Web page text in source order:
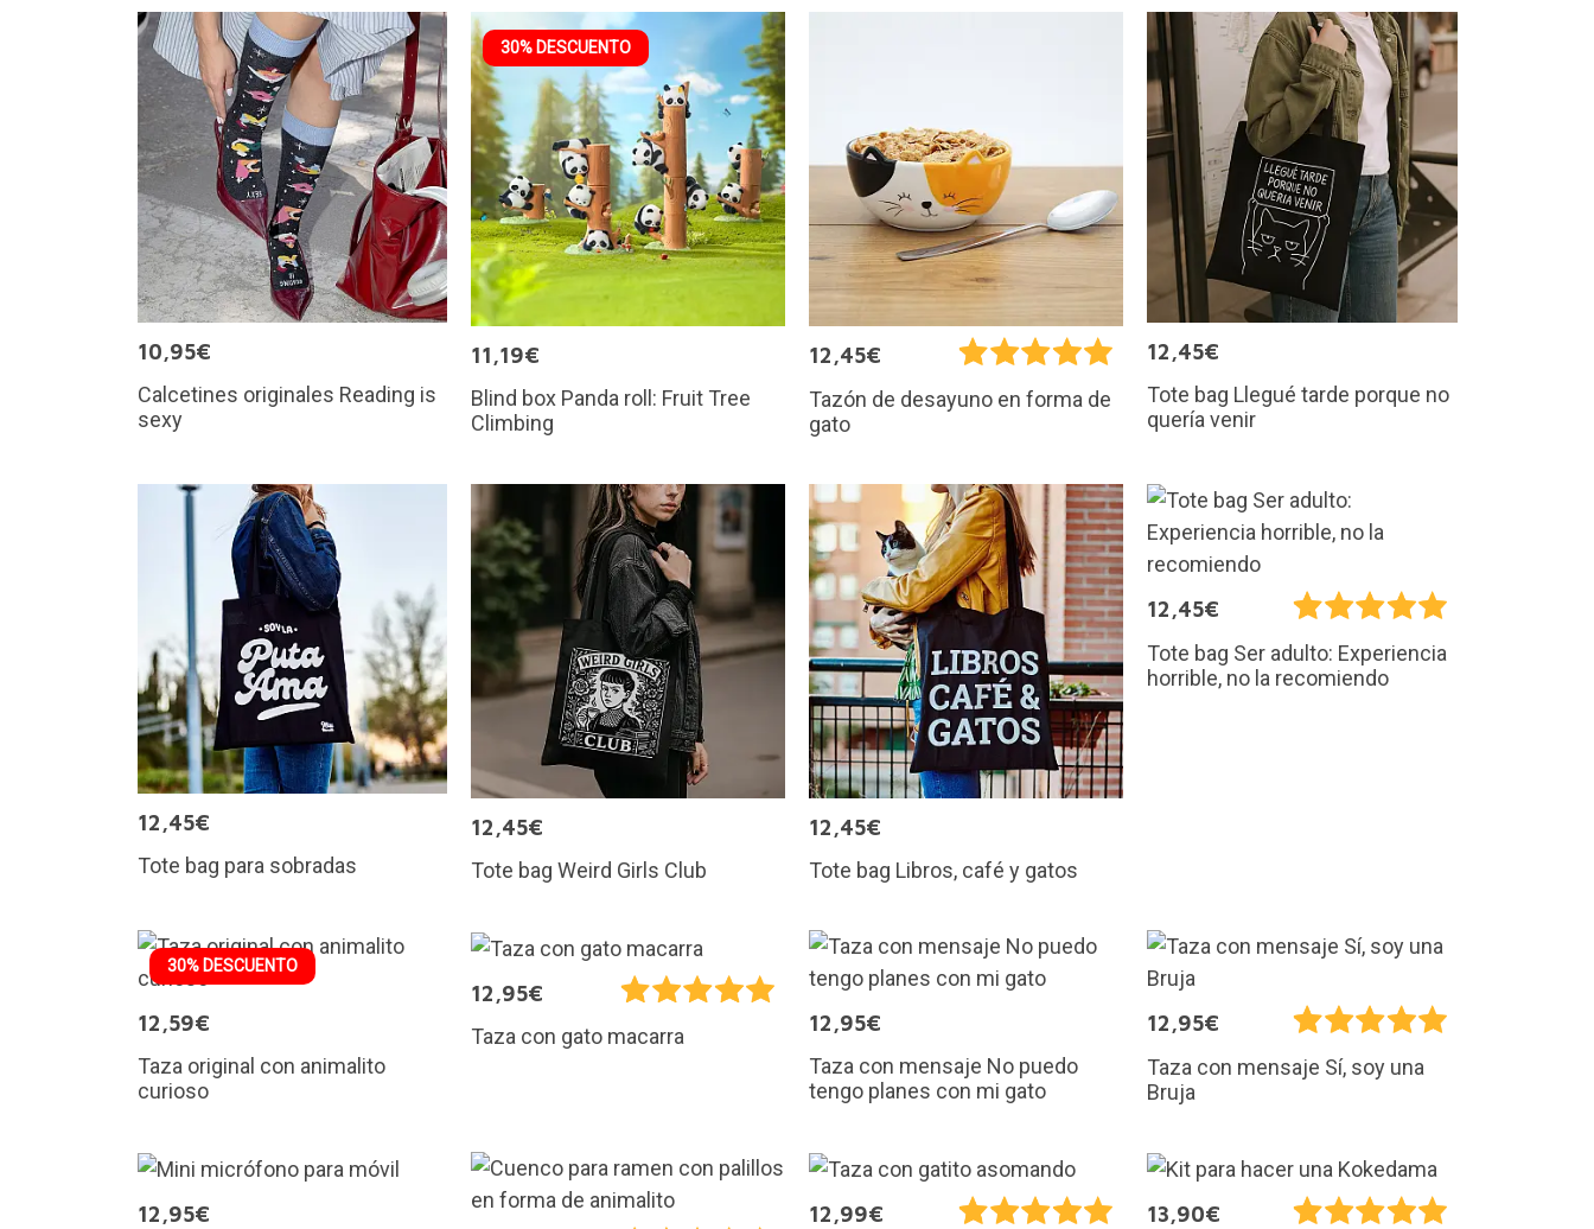
10,95€
Calcetines originales Reading is
sexy
30% DESCUENTO
11,19€
Blind box Panda roll: Fruit Tree
Climbing
12,45€
Tazón de desayuno en forma de
gato
12,45€
Tote bag Llegué tarde porque no
quería venir
12,45€
Tote bag para sobradas
12,45€
Tote bag Weird Girls Club
12,45€
Tote bag Libros, café y gatos
12,45€
Tote bag Ser adulto: Experiencia
horrible, no la recomiendo
30% DESCUENTO
12,59€
Taza original con animalito
curioso
12,95€
Taza con gato macarra
12,95€
Taza con mensaje No puedo
tengo planes con mi gato
12,95€
Taza con mensaje Sí, soy una
Bruja
12,95€
12,99€
13,90€